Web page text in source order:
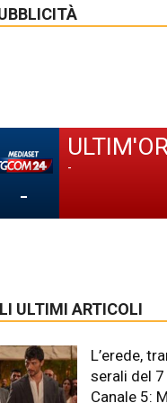
-
-
ULTIMI ARTICOLI
L’erede,
serali del
Canale 5: